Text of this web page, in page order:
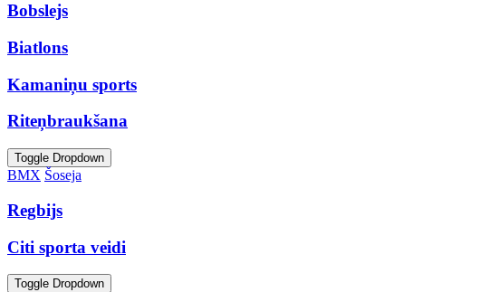
Bobslejs
Biatlons
Kamaniņu sports
Riteņbraukšana
Toggle Dropdown
BMX Šoseja
Regbijs
Citi sporta veidi
Toggle Dropdown